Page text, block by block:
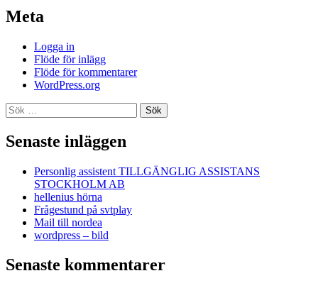
Meta
Logga in
Flöde för inlägg
Flöde för kommentarer
WordPress.org
Sök
efter:
Senaste inläggen
Personlig assistent TILLGÄNGLIG ASSISTANS
STOCKHOLM AB
hellenius hörna
Frågestund på svtplay
Mail till nordea
wordpress – bild
Senaste kommentarer